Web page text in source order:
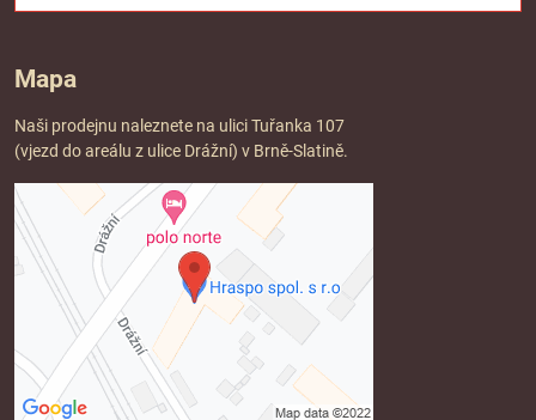
Mapa
Naši prodejnu naleznete na ulici Tuřanka 107
(vjezd do areálu z ulice Drážní) v Brně-Slatině.